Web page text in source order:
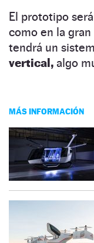
El prototipo será
como en la
tendrá un
vertical, algo
MÁS INFORMACIÓN